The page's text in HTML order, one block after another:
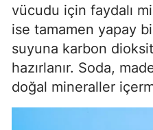
vücudu için faydalı
ise tamamen yapay
suyuna karbon
hazırlanır. Soda,
doğal mineraller